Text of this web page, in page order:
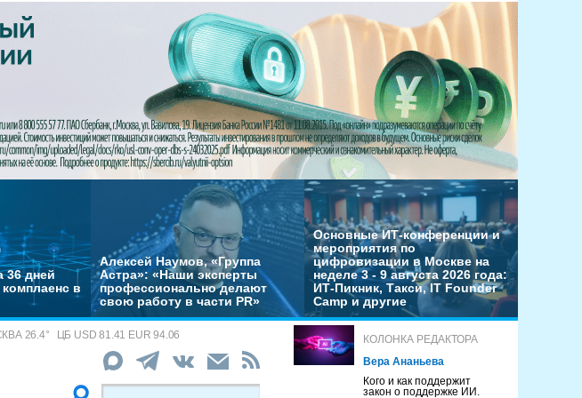
36 дней
в
Алексей Наумов, «Группа
Астра»: «Наши эксперты
профессионально делают
свою работу в части PR»
Основные ИТ-конференции и
мероприятия по
цифровизации в Москве на
неделе 3 - 9 августа 2026 года:
ИТ-Пикник, Такси, IT Founder
Camp и другие
26.4° ЦБ USD 81.41 EUR 94.06
КОЛОНКА РЕДАКТОРА
Вера Ананьева
Кого и как поддержит
закон о поддержке ИИ.